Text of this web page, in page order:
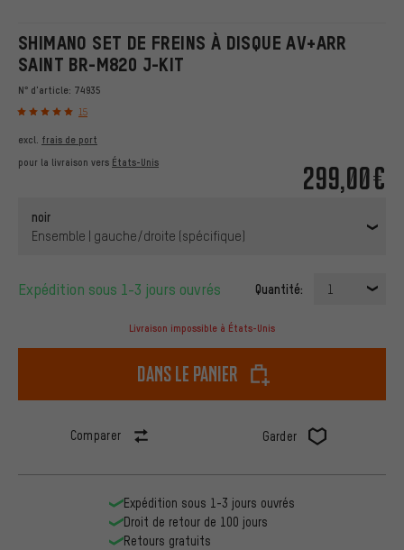
SHIMANO SET DE FREINS À DISQUE AV+ARR
SAINT BR-M820 J-KIT
N° d'article: 74935
15
299,00€
excl. frais de port
pour la livraison vers États-Unis
noir
Ensemble | gauche/droite (spécifique)
Expédition sous 1-3 jours ouvrés Quantité: 1
Livraison impossible à États-Unis
dans le panier
Comparer Garder
Expédition sous 1-3 jours ouvrés
Droit de retour de 100 jours
Retours gratuits